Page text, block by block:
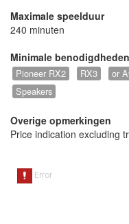
Maximale speelduur
240 minuten
Minimale
Pioneer RX2 RX3
or
Speakers
Overige opmerkingen
Price indication excluding